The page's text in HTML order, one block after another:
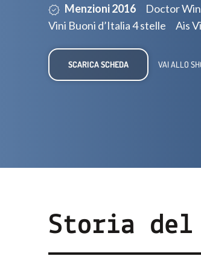
Menzioni 2016 Doctor
Vini Buoni d’Italia 4 stelle
Ais
SCARICA SCHEDA VAI ALLO
Storia del